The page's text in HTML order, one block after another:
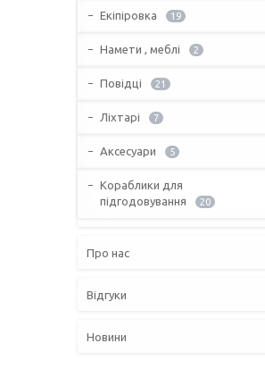
Екіпіровка 19
Намети , меблі 2
Повідці 21
Ліхтарі 7
Аксесуари 5
Кораблики для
підгодовування
20
Про нас
Відгуки
Новини